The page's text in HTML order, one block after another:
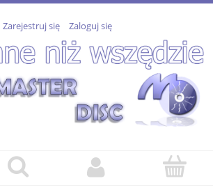
Zarejestruj się Zaloguj się